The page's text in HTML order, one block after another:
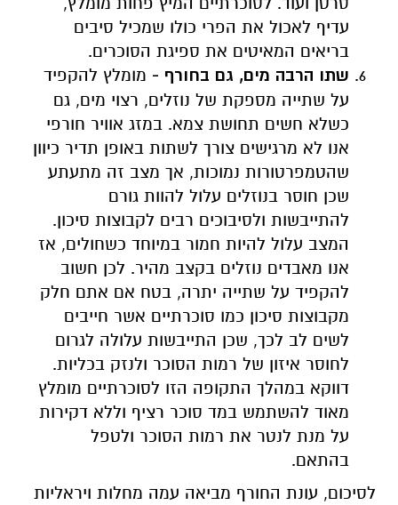
עדיף לאכול את הפרי כולו שמכיל סיבים
בריאים המאיטים את ספיגת הסוכרים.
שתו הרבה מים, גם בחורף - מומלץ להקפיד
על שתייה מספקת של נוזלים, רצוי מים, גם
כשלא חשים תחושת צמא. במזג אוויר חורפי
אנו לא מרגישים צורך לשתות באופן תדיר כיוון
שהטמפרטורות נמוכות, אך מצב זה מתעתע
שכן חוסר בנוזלים עלול להוות גורם
להתייבשות ולסיבוכים רבים לקבוצות סיכון.
המצב עלול להיות חמור במיוחד כשחולים, אז
אנו מאבדים נוזלים בקצב מהיר. לכן חשוב
להקפיד על שתייה יתרה, בטח אם אתם חלק
מקבוצות סיכון כמו סוכרתיים אשר חייבים
לשים לב לכך, שכן התייבשות עלולה לגרום
לחוסר איזון של רמות הסוכר ולנזק בכליות.
דווקא במהלך התקופה הזו לסוכרתיים מומלץ
מאוד להשתמש במד סוכר רציף וללא דקירות
על מנת לנטר את רמות הסוכר ולטפל
בהתאם.
לסיכום, עונת החורף מביאה עמה מחלות ויראליות